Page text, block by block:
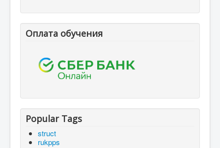
Оплата обучения
Popular Tags
struct
rukpps